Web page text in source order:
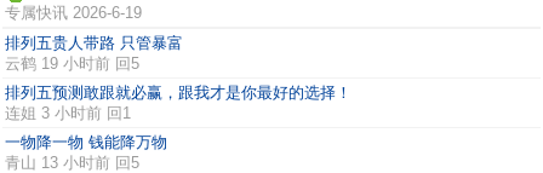
专属快讯 2026-6-19
排列五贵人带路 只管暴富
云鹤 19 小时前 回5
排列五预测敢跟就必赢，跟我才是你最好的选择！
连姐 3 小时前 回1
一物降一物 钱能降万物
青山 13 小时前 回5